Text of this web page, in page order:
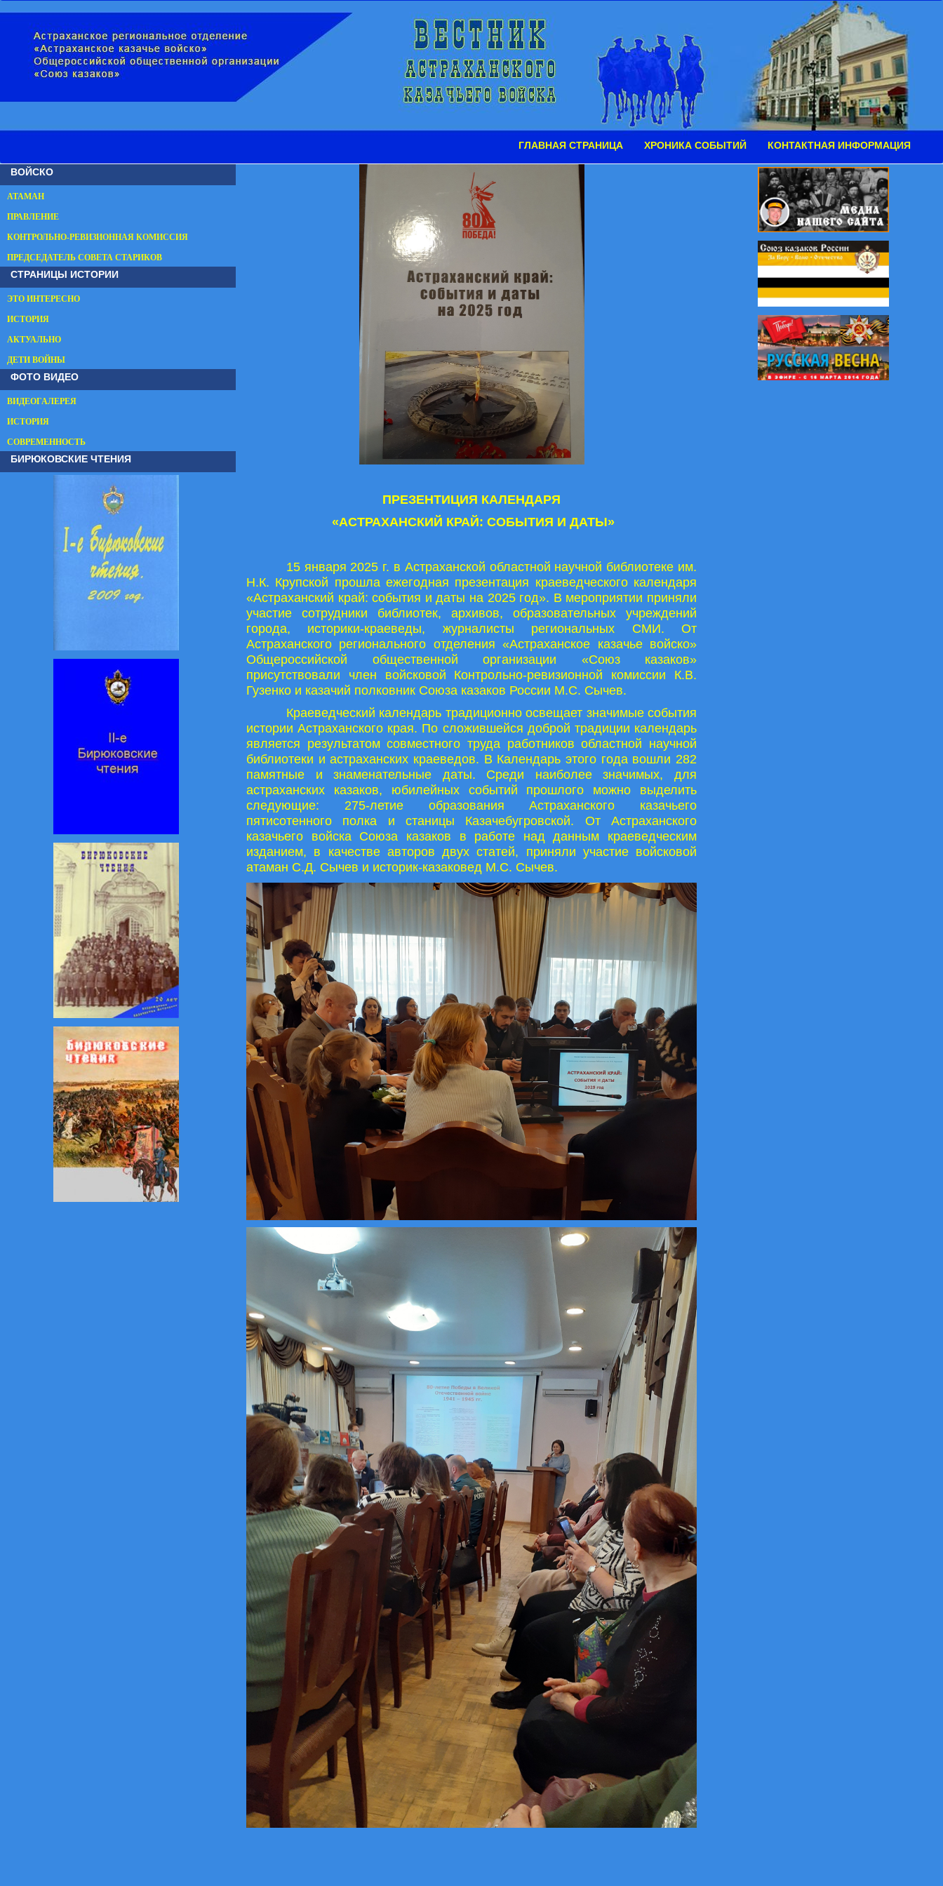
ГЛАВНАЯ СТРАНИЦА ХРОНИКА СОБЫТИЙ КОНТАКТНАЯ ИНФОРМАЦИЯ
ВОЙСКО
АТАМАН
ПРАВЛЕНИЕ
КОНТРОЛЬНО-РЕВИЗИОННАЯ КОМИССИЯ
ПРЕДСЕДАТЕЛЬ СОВЕТА СТАРИКОВ
СТРАНИЦЫ ИСТОРИИ
ЭТО ИНТЕРЕСНО
ИСТОРИЯ
АКТУАЛЬНО
ДЕТИ ВОЙНЫ
ФОТО ВИДЕО
ВИДЕОГАЛЕРЕЯ
ИСТОРИЯ
СОВРЕМЕННОСТЬ
БИРЮКОВСКИЕ ЧТЕНИЯ
ПРЕЗЕНТИЦИЯ КАЛЕНДАРЯ
«АСТРАХАНСКИЙ КРАЙ: СОБЫТИЯ И ДАТЫ»
15 января 2025 г. в Астраханской областной научной библиотеке им.
Н.К. Крупской прошла ежегодная презентация краеведческого календаря
«Астраханский край: события и даты на 2025 год». В мероприятии приняли
участие сотрудники библиотек, архивов, образовательных учреждений
города, историки-краеведы, журналисты региональных СМИ. От
Астраханского регионального отделения «Астраханское казачье войско»
Общероссийской общественной организации «Союз казаков»
присутствовали член войсковой Контрольно-ревизионной комиссии К.В.
Гузенко и казачий полковник Союза казаков России М.С. Сычев.
Краеведческий календарь традиционно освещает значимые события
истории Астраханского края. По сложившейся доброй традиции календарь
является результатом совместного труда работников областной научной
библиотеки и астраханских краеведов. В Календарь этого года вошли 282
памятные и знаменательные даты. Среди наиболее значимых, для
астраханских казаков, юбилейных событий прошлого можно выделить
следующие: 275-летие образования Астраханского казачьего
пятисотенного полка и станицы Казачебугровской. От Астраханского
казачьего войска Союза казаков в работе над данным краеведческим
изданием, в качестве авторов двух статей, приняли участие войсковой
атаман С.Д. Сычев и историк-казаковед М.С. Сычев.